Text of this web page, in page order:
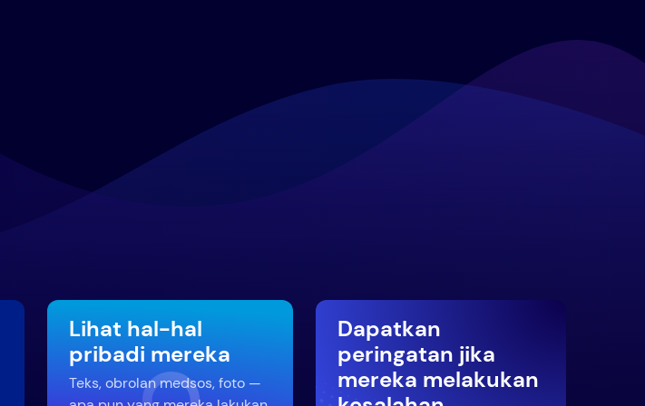
Lihat hal-hal
pribadi mereka
Teks, obrolan medsos, foto —
Dapatkan
peringatan jika
mereka melakukan